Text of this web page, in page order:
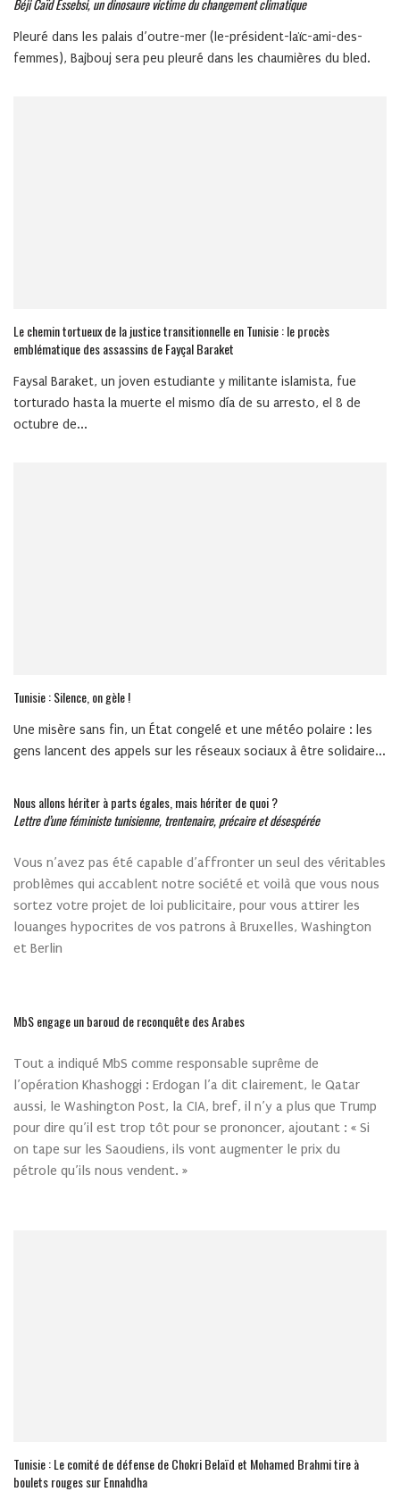
Béji Caïd Essebsi, un dinosaure victime du changement climatique
Pleuré dans les palais d’outre-mer (le-président-laïc-ami-des-
femmes), Bajbouj sera peu pleuré dans les chaumières du bled.
Le chemin tortueux de la justice transitionnelle en Tunisie : le procès
emblématique des assassins de Fayçal Baraket
Faysal Baraket, un joven estudiante y militante islamista, fue
torturado hasta la muerte el mismo día de su arresto, el 8 de
octubre de...
Tunisie : Silence, on gèle !
Une misère sans fin, un État congelé et une météo polaire : les
gens lancent des appels sur les réseaux sociaux à être solidaire...
Nous allons hériter à parts égales, mais hériter de quoi ?
Lettre d’une féministe tunisienne, trentenaire, précaire et désespérée
Vous n’avez pas été capable d’affronter un seul des véritables
problèmes qui accablent notre société et voilà que vous nous
sortez votre projet de loi publicitaire, pour vous attirer les
louanges hypocrites de vos patrons à Bruxelles, Washington
et Berlin
MbS engage un baroud de reconquête des Arabes
Tout a indiqué MbS comme responsable suprême de
l’opération Khashoggi : Erdogan l’a dit clairement, le Qatar
aussi, le Washington Post, la CIA, bref, il n’y a plus que Trump
pour dire qu’il est trop tôt pour se prononcer, ajoutant : « Si
on tape sur les Saoudiens, ils vont augmenter le prix du
pétrole qu’ils nous vendent. »
Tunisie : Le comité de défense de Chokri Belaïd et Mohamed Brahmi tire à
boulets rouges sur Ennahdha